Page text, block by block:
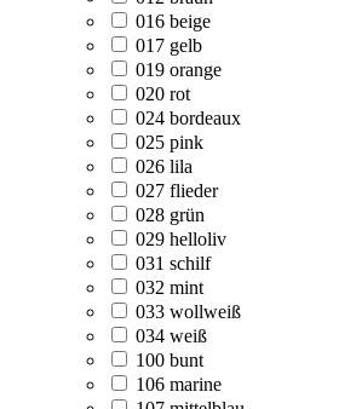
016 beige
017 gelb
019 orange
020 rot
024 bordeaux
025 pink
026 lila
027 flieder
028 grün
029 helloliv
031 schilf
032 mint
033 wollweiß
034 weiß
100 bunt
106 marine